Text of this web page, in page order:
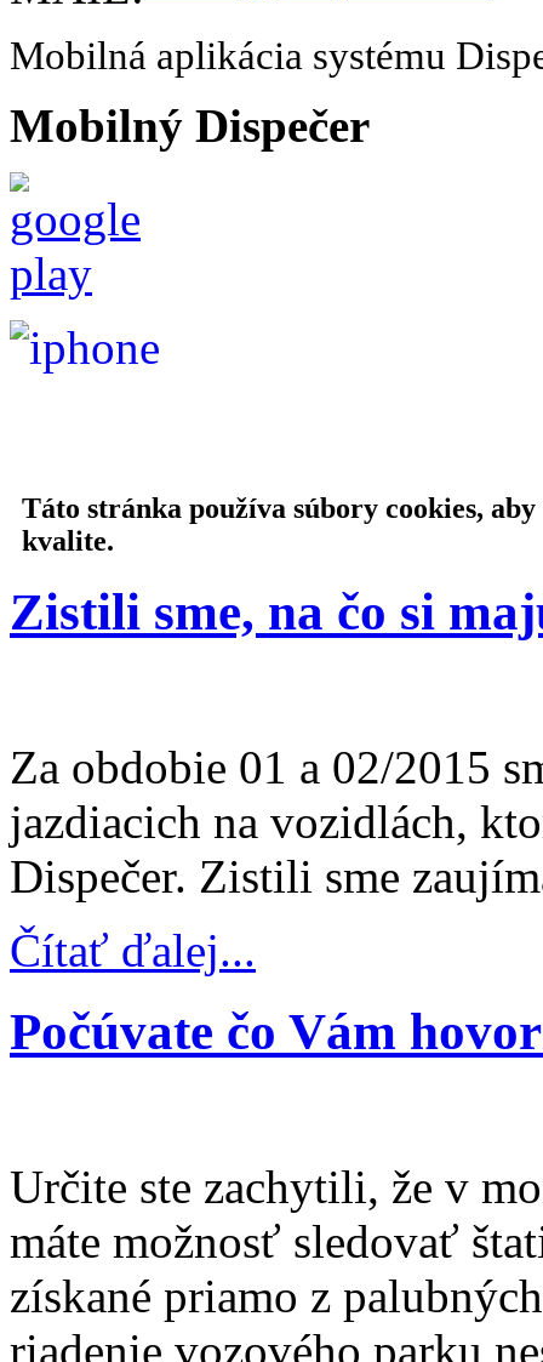
Mobilná aplikácia systému
Mobilný Dispečer
Táto stránka používa súbory cookies,
kvalite.
Zistili sme, na čo si
Za obdobie 01 a 02/2015
jazdiacich na vozidlách,
Dispečer. Zistili sme
Čítať ďalej...
Počúvate čo Vám
Určite ste zachytili, že v
máte možnosť sledovať
získané priamo z
riadenie vozového parku